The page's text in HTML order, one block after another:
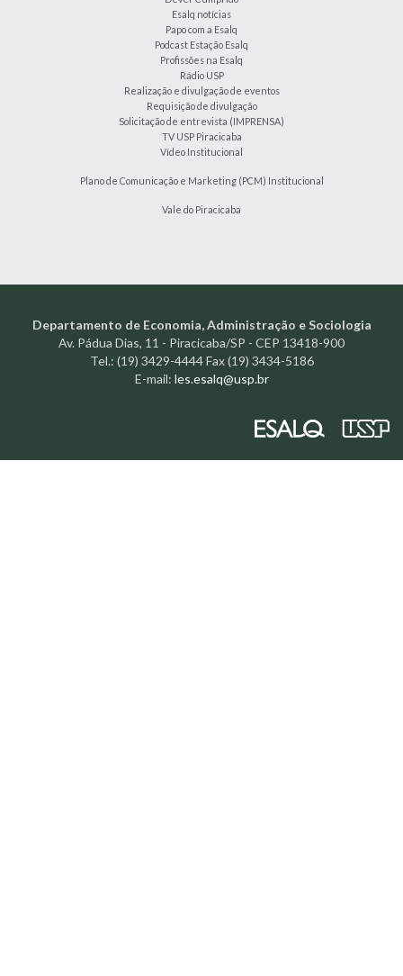
Esalq notícias
Papo com a Esalq
Podcast Estação Esalq
Profissões na Esalq
Rádio USP
Realização e divulgação de eventos
Requisição de divulgação
Solicitação de entrevista (IMPRENSA)
TV USP Piracicaba
Vídeo Institucional
Plano de Comunicação e Marketing (PCM) Institucional
Vale do Piracicaba
Departamento de Economia, Administração e Sociologia
Av. Pádua Dias, 11 - Piracicaba/SP - CEP 13418-900
Tel.: (19) 3429-4444 Fax (19) 3434-5186
E-mail: les.esalq@usp.br